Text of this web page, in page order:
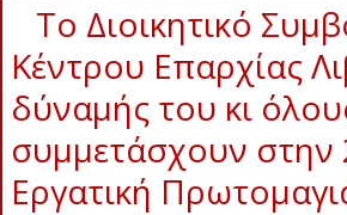
Το Διοικητικό
Κέντρου Επαρχίας
δύναμής του κι
συμμετάσχουν στην
Εργατική